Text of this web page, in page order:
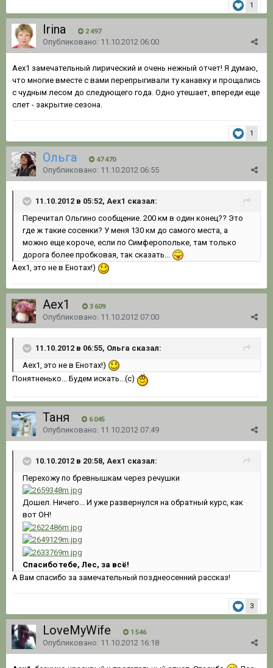
1
Irina 2 497
Опубликовано: 11.10.2012 06:00
Aex1 замечательный лирический и очень нежный отчет! Я думаю,
что многие вместе с вами перепрыгивали ту канавку и прощались
с чудным лесом до следующего года. Одно утешает, впереди еще
слет - закрытие сезона.
1
Ольга 47 470
Опубликовано: 11.10.2012 06:55
11.10.2012 в 05:52, Aex1 сказал:
Перечитал Ольгино сообщение. 200 км в один конец?? Это
где ж такие сосенки? У меня 130 км до самого места, а
можно еще короче, если по Симферопольке, там только
дорога более пробковая, так сказать...
Аех1, это не в Енотах!)
Aex1 3 609
Опубликовано: 11.10.2012 07:00
11.10.2012 в 06:55, Ольга сказал:
Аех1, это не в Енотах!)
Понятненько... Будем искать...(с)
Таня 6 045
Опубликовано: 11.10.2012 07:49
10.10.2012 в 20:58, Aex1 сказал:
Перехожу по бревнышкам через речушки
Дошел. Ничего... И уже развернулся на обратный курс, как
вот ОН!
Спасибо тебе, Лес, за всё!
А Вам спасибо за замечательный позднеосенний рассказ!
3
LoveMyWife 1 546
Опубликовано: 11.10.2012 16:18